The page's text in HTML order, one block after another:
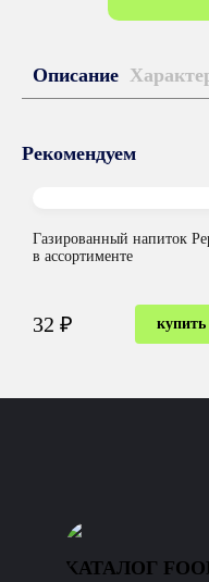
Описание
Рекомендуем
Газированный напиток
в ассортименте
32 ₽ купить
КАТАЛОГ